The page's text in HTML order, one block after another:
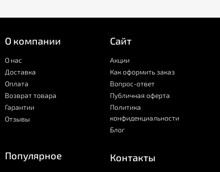
О компании
О нас
Доставка
Оплата
Возврат товара
Гарантии
Отзывы
Сайт
Акции
Как оформить заказ
Вопрос-ответ
Публичная оферта
Политика
конфиденциальности
Блог
Популярное Контакты